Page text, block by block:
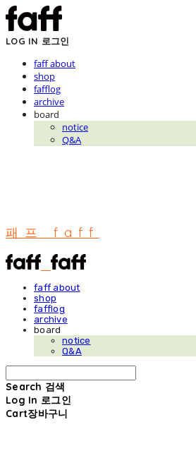
LOG IN 로그인
faff about
shop
fafflog
archive
board
notice
Q&A
패프 faff
faff about
shop
fafflog
archive
board
notice
Q&A
Search 검색
Log In 로그인
Cart장바구니